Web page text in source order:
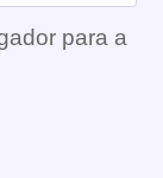
para a